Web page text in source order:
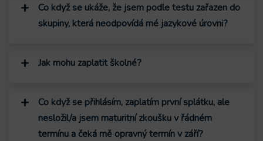
Co když se ukáže, že jsem podle testu zařazen do
skupiny, která neodpovídá mé jazykové úrovni?
Jak mohu zaplatit školné?
Co když se přihlásím, zaplatím první splátku, ale
nesložil/a jsem maturitní zkoušku v řádném
termínu a čeká mě opravný termín v září?